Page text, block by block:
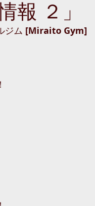
報 ２」
ジム [Miraito Gym]